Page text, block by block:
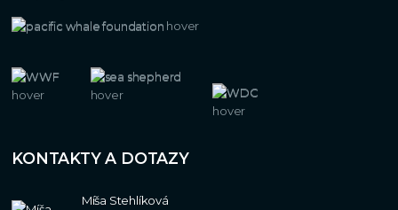
KONTAKTY A DOTAZY
Míša Stehlíková